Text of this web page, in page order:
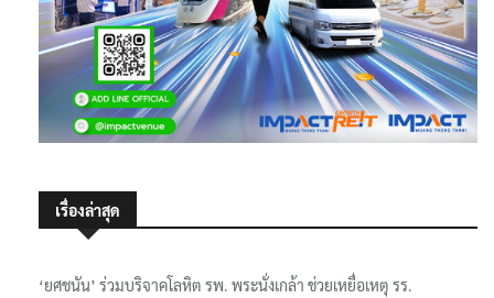
เรื่องล่าสุด
‘ยศชนัน’ ร่วมบริจาคโลหิต รพ. พระนั่งเกล้า ช่วยเหยื่อเหตุ รร.